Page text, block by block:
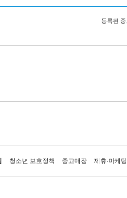
등록된
청소년 보호정책 중고매장 제휴·마케